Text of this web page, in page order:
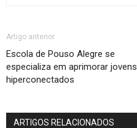
Artigo anterior
Escola de Pouso Alegre se
especializa em aprimorar jovens
hiperconectados
ARTIGOS RELACIONADOS